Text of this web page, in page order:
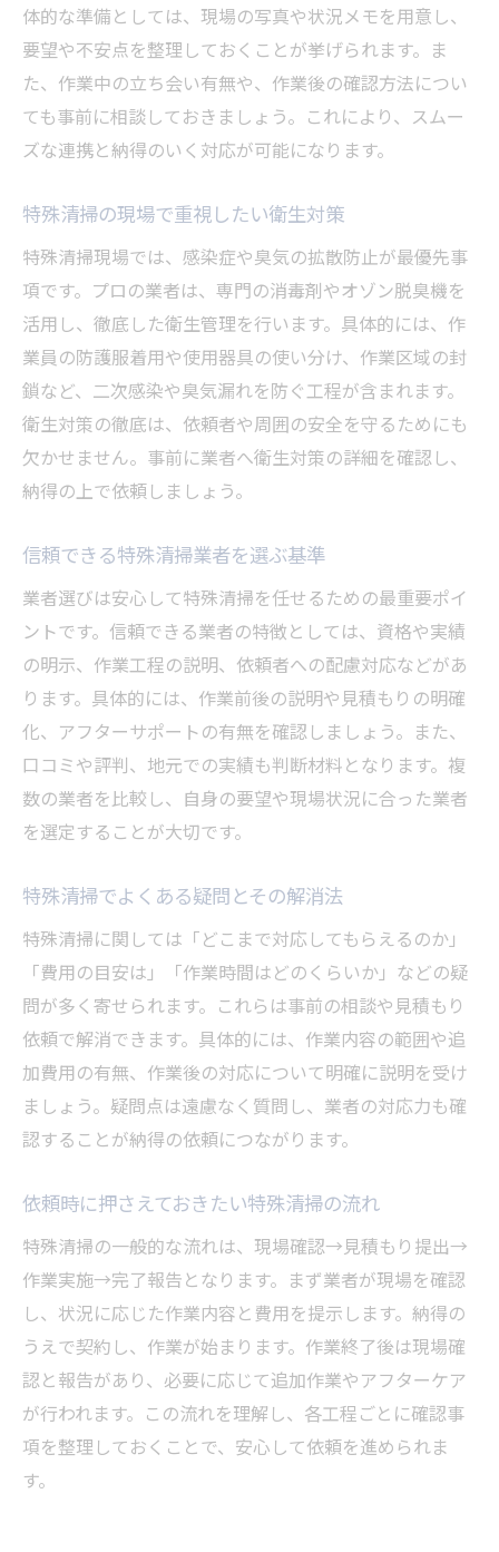
特殊清掃の信頼性を確認するチェック項目
資格や実績で選ぶ特殊清掃業者の特徴
迅速対応できる特殊清掃業者の見分け方
利用者の声でわかる特殊清掃の安心感
特殊清掃業者比較で重視したい要素
費用目安から分かる特殊清掃サービスの特徴
特殊清掃費用の内訳とその特徴を解説
費用目安から見る特殊清掃の適正価格
追加料金が発生しやすい特殊清掃のケース
費用に含まれる特殊清掃サービスの内容
見積もりでチェックしたい費用ポイント
予算に合わせた特殊清掃依頼のコツ
特殊清掃の迅速対応が重要な理由とは
急ぎの特殊清掃依頼時のポイント整理
短時間で完了する特殊清掃の流れ
緊急現場で活きる特殊清掃の対応力
迅速な特殊清掃依頼を成功させる方法
対応スピードが信頼につながる特殊清掃
特殊清掃における精神的負担を軽減する方法
特殊清掃依頼者の心に寄り添うサポート
安心感につながる特殊清掃業者の対応
事前相談で不安を和らげる特殊清掃
細やかな配慮が求められる特殊清掃現場
気持ちの整理を助ける特殊清掃の流れ
納得して特殊清掃を頼むための基礎知識
特殊清掃サービスの基礎をやさしく解説
納得できる特殊清掃業者選びの基準
特殊清掃依頼時のよくある疑問と回答
安心して任せられる特殊清掃の条件
初めてでも安心な特殊清掃依頼のコツ
体的な準備としては、現場の写真や状況メモを用意し、
要望や不安点を整理しておくことが挙げられます。ま
た、作業中の立ち会い有無や、作業後の確認方法につい
ても事前に相談しておきましょう。これにより、スムー
ズな連携と納得のいく対応が可能になります。
特殊清掃の現場で重視したい衛生対策
特殊清掃現場では、感染症や臭気の拡散防止が最優先事
項です。プロの業者は、専門の消毒剤やオゾン脱臭機を
活用し、徹底した衛生管理を行います。具体的には、作
業員の防護服着用や使用器具の使い分け、作業区域の封
鎖など、二次感染や臭気漏れを防ぐ工程が含まれます。
衛生対策の徹底は、依頼者や周囲の安全を守るためにも
欠かせません。事前に業者へ衛生対策の詳細を確認し、
納得の上で依頼しましょう。
信頼できる特殊清掃業者を選ぶ基準
業者選びは安心して特殊清掃を任せるための最重要ポイ
ントです。信頼できる業者の特徴としては、資格や実績
の明示、作業工程の説明、依頼者への配慮対応などがあ
ります。具体的には、作業前後の説明や見積もりの明確
化、アフターサポートの有無を確認しましょう。また、
口コミや評判、地元での実績も判断材料となります。複
数の業者を比較し、自身の要望や現場状況に合った業者
を選定することが大切です。
特殊清掃でよくある疑問とその解消法
特殊清掃に関しては「どこまで対応してもらえるのか」
「費用の目安は」「作業時間はどのくらいか」などの疑
問が多く寄せられます。これらは事前の相談や見積もり
依頼で解消できます。具体的には、作業内容の範囲や追
加費用の有無、作業後の対応について明確に説明を受け
ましょう。疑問点は遠慮なく質問し、業者の対応力も確
認することが納得の依頼につながります。
依頼時に押さえておきたい特殊清掃の流れ
特殊清掃の一般的な流れは、現場確認→見積もり提出→
作業実施→完了報告となります。まず業者が現場を確認
し、状況に応じた作業内容と費用を提示します。納得の
うえで契約し、作業が始まります。作業終了後は現場確
認と報告があり、必要に応じて追加作業やアフターケア
が行われます。この流れを理解し、各工程ごとに確認事
項を整理しておくことで、安心して依頼を進められま
す。